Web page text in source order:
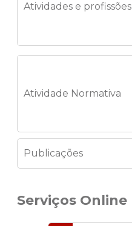
Atividades e profissões
Atividade Normativa
Publicações
Serviços Online